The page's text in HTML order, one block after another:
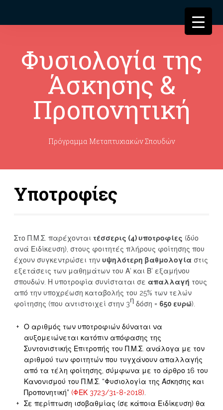
Φυσιολογία της
Άσκησης &
Προπονητική
Πρόγραμμα Μεταπτυχιακών Σπουδών
Υποτροφίες
Στο Π.Μ.Σ. παρέχονται τέσσερις (4) υποτροφίες (δύο
ανά Ειδίκευση), στους φοιτητές πλήρους φοίτησης που
έχουν συγκεντρώσει την υψηλότερη βαθμολογία στις
εξετάσεις των μαθημάτων του Α’ και Β’ εξαμήνου
σπουδών. Η υποτροφία συνίσταται σε απαλλαγή τους
από την υποχρέωση καταβολής του 25% των τελών
φοίτησης (που αντιστοιχεί στην 3ηδόση = 650 ευρώ).
Ο αριθμός των υποτροφιών δύναται να
αυξομειώνεται κατόπιν απόφασης της
Συντονιστικής Επιτροπής του Π.Μ.Σ. ανάλογα με τον
αριθμού των φοιτητών που τυγχάνουν απαλλαγής
από τα τέλη φοίτησης, σύμφωνα με το άρθρο 16 του
Κανονισμού του Π.Μ.Σ. “Φυσιολογία της Άσκησης και
Προπονητική” (ΦΕΚ 3723/31-8-2018)
Σε περίπτωση ισοβαθμίας (σε κάποια Ειδίκευση) θα